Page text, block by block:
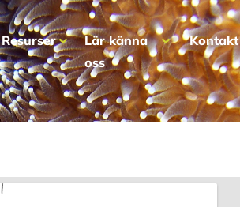
Resurser
Lär känna
oss
Kontakt